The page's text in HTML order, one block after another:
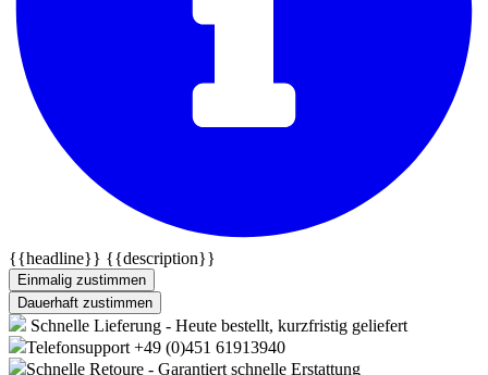
{{headline}} {{description}}
Einmalig zustimmen
Dauerhaft zustimmen
Schnelle Lieferung - Heute bestellt, kurzfristig geliefert
Telefonsupport +49 (0)451 61913940
Schnelle Retoure - Garantiert schnelle Erstattung